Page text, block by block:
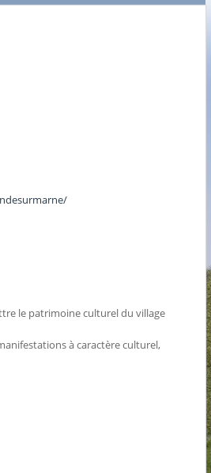
le patrimoine culturel du village
à caractère culturel,